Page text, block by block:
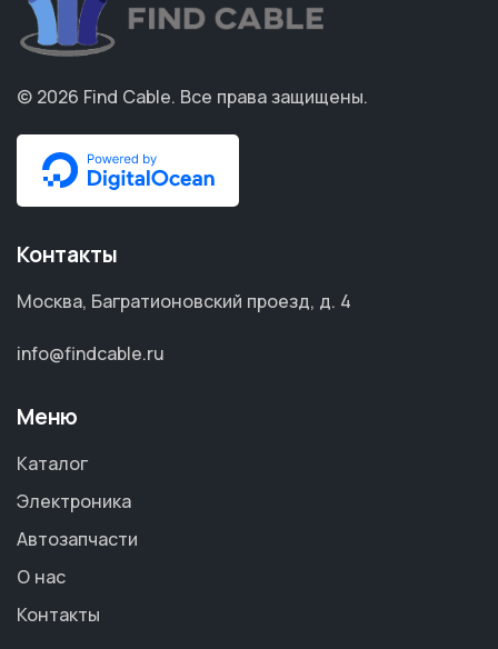
© 2026 Find Cable. Все права защищены.
Контакты
Москва, Багратионовский проезд, д. 4
info@findcable.ru
Меню
Каталог
Электроника
Автозапчасти
О нас
Контакты